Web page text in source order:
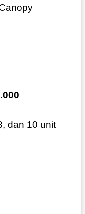
dan 10 unit